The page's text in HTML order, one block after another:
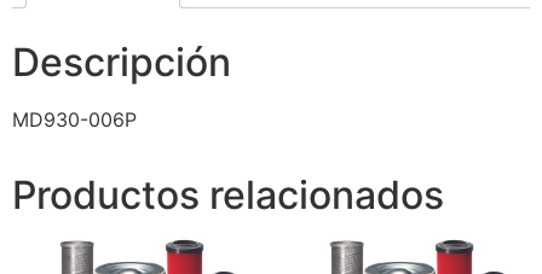
Descripción
MD930-006P
Productos relacionados